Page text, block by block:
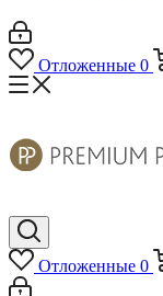
Отложенные 0
Отложенные 0